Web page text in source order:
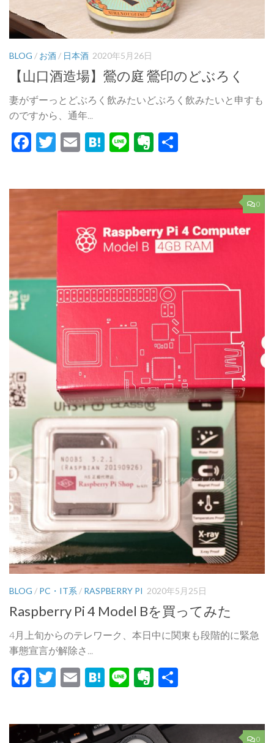
BLOG / お酒 / 日本酒 2020年5月26日
【山口酒造場】鶯の庭 鶯印のどぶろく
妻がずーっとどぶろく飲みたいどぶろく飲みたいと申すも
のですから、通年...
Facebook
Twitter
EmailHatena
LineEvernote
0
BLOG / PC・IT系 / RASPBERRY PI 2020年5月25日
Raspberry Pi 4 Model Bを買ってみた
4月上旬からのテレワーク、本日中に関東も段階的に緊急
事態宣言が解除さ...
Facebook
Twitter
EmailHatena
LineEvernote
0